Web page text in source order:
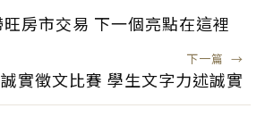
房市交易 下一個亮點在這裡
下一篇 →
實徵文比賽 學生文字力述誠實